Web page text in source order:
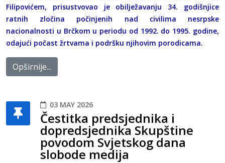
Filipovićem, prisustvovao je obilježavanju 34. godišnjice
ratnih zločina počinjenih nad civilima nesrpske
nacionalnosti u Brčkom u periodu od 1992. do 1995. godine,
odajući počast žrtvama i podršku njihovim porodicama.
Opširnije...
03 MAY 2026
Čestitka predsjednika i
dopredsjednika Skupštine
povodom Svjetskog dana
slobode medija